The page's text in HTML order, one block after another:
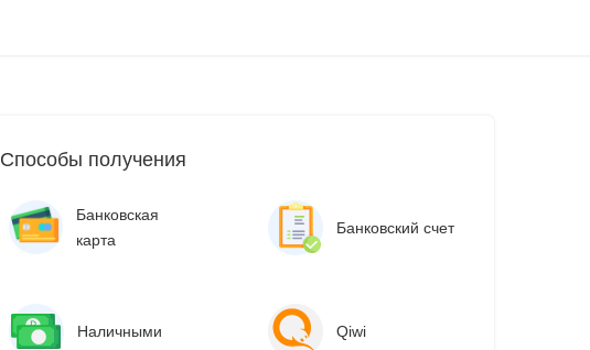
Способы получения
Банковская
карта
Банковский счет
Наличными Qiwi